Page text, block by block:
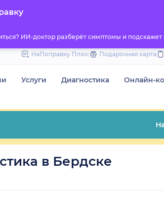
ИИ-доктор разберёт симптомы и подскажет
НаПоправку Плюс Подарочная карта
Услуги Диагностика Онлайн-
в Бердске